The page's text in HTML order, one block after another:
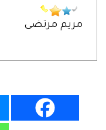
مريم مرتضى